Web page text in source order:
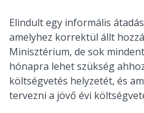
Elindult egy informális
amelyhez korrektül állt
Minisztérium, de sok
hónapra lehet szükség
költségvetés helyzetét, és
tervezni a jövő évi